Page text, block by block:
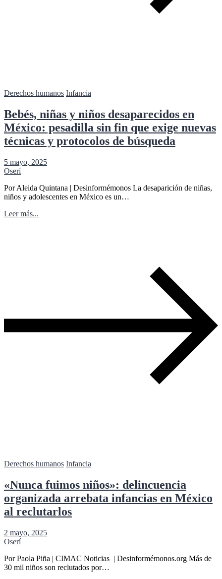
Derechos humanos Infancia
Bebés, niñas y niños desaparecidos en
México: pesadilla sin fin que exige nuevas
técnicas y protocolos de búsqueda
5 mayo, 2025
Oserí
Por Aleida Quintana | Desinformémonos La desaparición de niñas,
niños y adolescentes en México es un…
Leer más...
Derechos humanos Infancia
«Nunca fuimos niños»: delincuencia
organizada arrebata infancias en México
al reclutarlos
2 mayo, 2025
Oserí
Por Paola Piña | CIMAC Noticias | Desinformémonos.org Más de
30 mil niños son reclutados por…